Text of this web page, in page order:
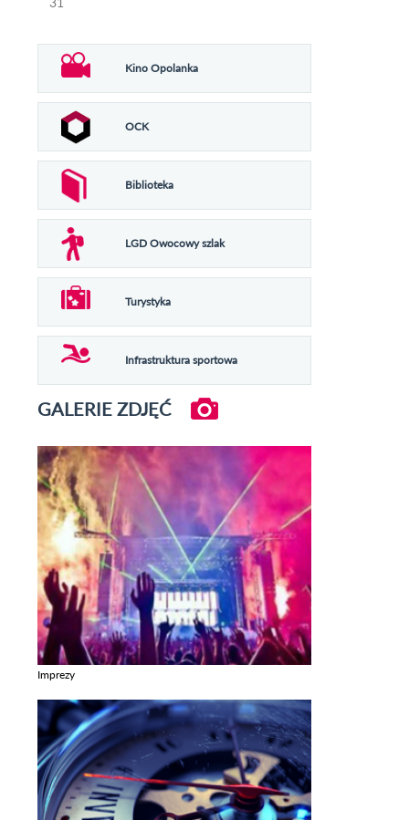
Kino Opolanka
OCK
Biblioteka
LGD Owocowy szlak
Turystyka
Infrastruktura sportowa
GALERIE ZDJĘĆ
Imprezy